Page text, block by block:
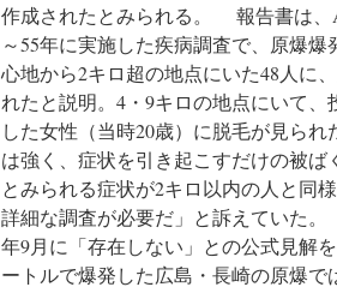
作成されたとみられる。 報告書は、
～55年に実施した疾病調査で、原爆
心地から2キロ超の地点にいた48人に
れたと説明。4・9キロの地点にいて
した女性（当時20歳）に脱毛が見ら
は強く、症状を引き起こすだけの被
とみられる症状が2キロ以内の人と同
詳細な調査が必要だ」と訴えていた
年9月に「存在しない」との公式見解
ートルで爆発した広島・長崎の原爆